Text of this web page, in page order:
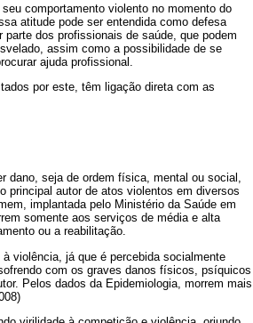
comportamento violento no momento do
atitude pode ser entendida como defesa
dos profissionais de saúde, que podem
assim como a possibilidade de se
ajuda profissional.
por este, têm ligação direta com as
dano, seja de ordem física, mental ou social,
principal autor de atos violentos em diversos
implantada pelo Ministério da Saúde em
somente aos serviços de média e alta
ou a reabilitação.
violência, já que é percebida socialmente
com os graves danos físicos, psíquicos
Pelos dados da Epidemiologia, morrem mais